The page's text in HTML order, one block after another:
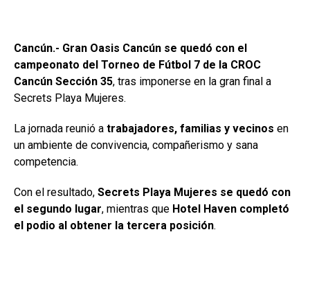
Cancún.- Gran Oasis Cancún se quedó con el
campeonato del Torneo de Fútbol 7 de la CROC
Cancún Sección 35, tras imponerse en la gran final a
Secrets Playa Mujeres.
La jornada reunió a trabajadores, familias y vecinos en
un ambiente de convivencia, compañerismo y sana
competencia.
Con el resultado, Secrets Playa Mujeres se quedó con
el segundo lugar, mientras que Hotel Haven completó
el podio al obtener la tercera posición.